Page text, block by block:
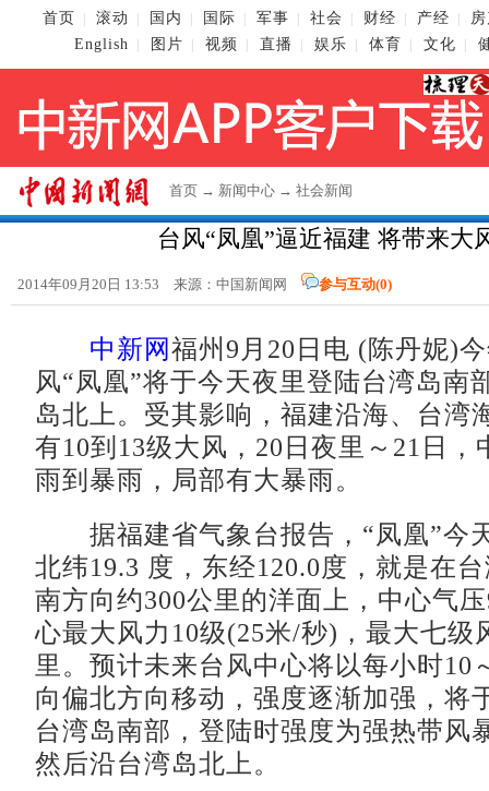
首页 滚动 国内 国际 军事 社会 财经 产经
English
图片 视频 直播 娱乐 体育 文化
首页 → 新闻中心 → 社会新闻
台风“凤凰”逼近福建 将带来大
2014年09月20日 13:53 来源： 中国新闻网 参与互动(0)
中新网福州9月20日电 (陈丹妮)
风“凤凰”将于今天夜里登陆台湾岛南
岛北上。受其影响，福建沿海、台湾
有10到13级大风，20日夜里～21日，
雨到暴雨，局部有大暴雨。
据福建省气象台报告，“凤凰”今
北纬19.3 度，东经120.0度，就是在
南方向约300公里的洋面上，中心气
心最大风力10级(25米/秒)，最大七级
里。预计未来台风中心将以每小时10
向偏北方向移动，强度逐渐加强，将
台湾岛南部，登陆时强度为强热带风
然后沿台湾岛北上。